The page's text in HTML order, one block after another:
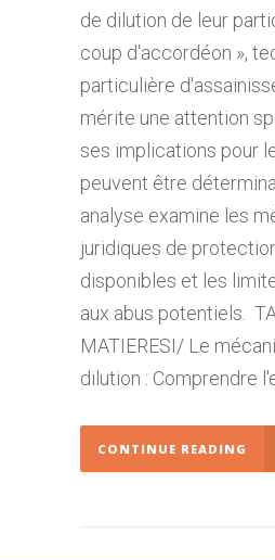
de dilution de leur
coup d'accordéon »,
particulière
mérite une attention
ses implications pour
peuvent être
analyse examine les
juridiques de
disponibles et les
aux abus potentiels.
MATIERESI/ Le
dilution : Comprendre
CONTINUE READING